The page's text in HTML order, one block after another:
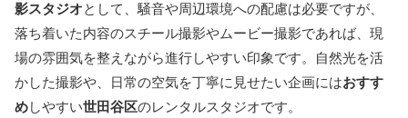
影スタジオとして、騒音や周辺環境への配慮は必要ですが、
落ち着いた内容のスチール撮影やムービー撮影であれば、現
場の雰囲気を整えながら進行しやすい印象です。自然光を活
かした撮影や、日常の空気を丁寧に見せたい企画にはおすす
めしやすい世田谷区のレンタルスタジオです。